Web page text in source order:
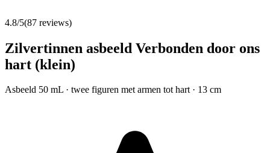
4.8/5(87 reviews)
Zilvertinnen asbeeld Verbonden door ons
hart (klein)
Asbeeld 50 mL · twee figuren met armen tot hart · 13 cm